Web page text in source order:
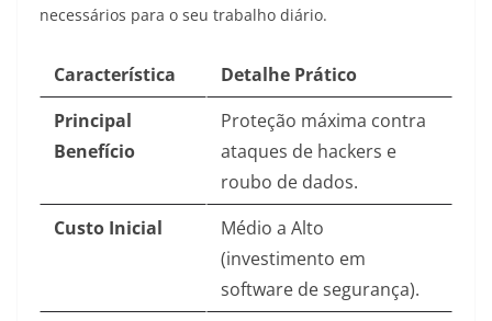
necessários para o seu trabalho diário.
Característica
Detalhe Prático
Principal
Benefício
Proteção máxima contra
ataques de hackers e
roubo de dados.
Custo Inicial
Médio a Alto
(investimento em
software de segurança).